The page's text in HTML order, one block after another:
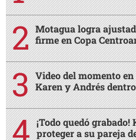
Motagua logra
firme en Copa
Video del momento
Karen y Andrés
¡Todo quedó
proteger a su pareja